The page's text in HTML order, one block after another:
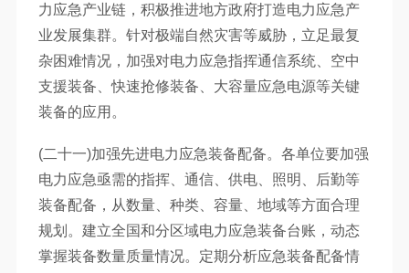
力应急产业链，积极推进地方政府打造电力应急产
业发展集群。针对极端自然灾害等威胁，立足最复
杂困难情况，加强对电力应急指挥通信系统、空中
支援装备、快速抢修装备、大容量应急电源等关键
装备的应用。
(二十一)加强先进电力应急装备配备。各单位要加强
电力应急亟需的指挥、通信、供电、照明、后勤等
装备配备，从数量、种类、容量、地域等方面合理
规划。建立全国和分区域电力应急装备台账，动态
掌握装备数量质量情况。定期分析应急装备配备情